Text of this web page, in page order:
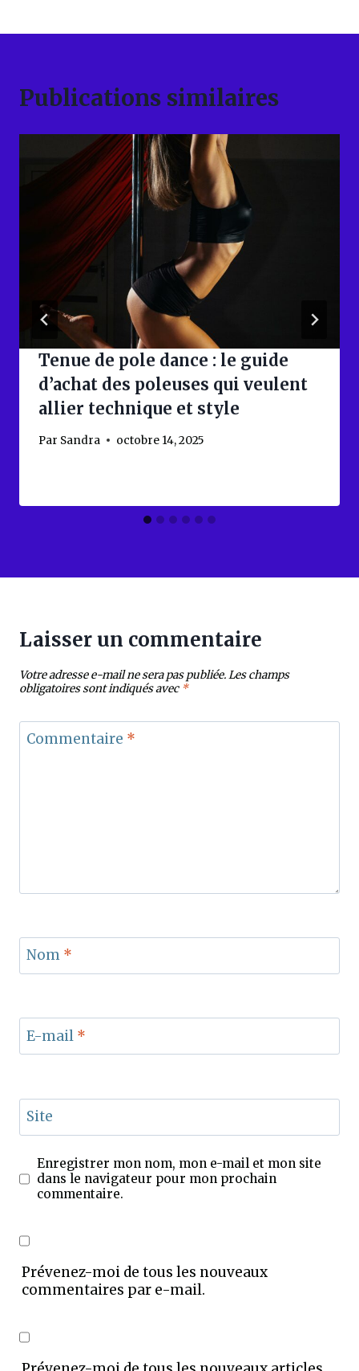
Publications similaires
Tenue de pole dance : le guide
d’achat des poleuses qui veulent
allier technique et style
Par Sandra octobre 14, 2025
Laisser un commentaire
Votre adresse e-mail ne sera pas publiée.Les champs
obligatoires sont indiqués avec *
Commentaire *
Nom *
E-mail *
Site
Enregistrer mon nom, mon e-mail et mon site
dans le navigateur pour mon prochain
commentaire.
Prévenez-moi de tous les nouveaux
commentaires par e-mail.